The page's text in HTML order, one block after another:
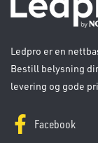
Ledpro er en
Bestill belysning
levering og gode
Facebook